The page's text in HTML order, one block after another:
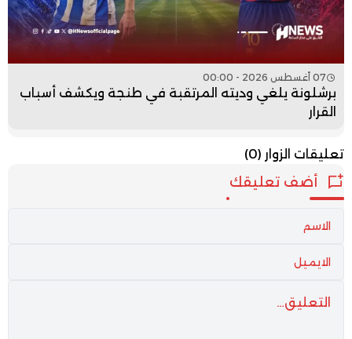
07 أغسطس 2026 - 00:00
برشلونة يلغي وديته المرتقبة في طنجة ويكشف أسباب
القرار
تعليقات الزوار (0)
أضف تعليقك